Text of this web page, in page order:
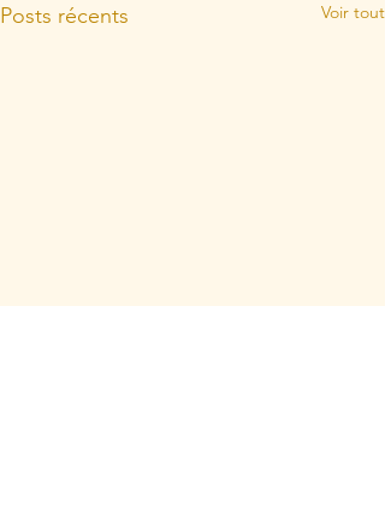
Posts récents Voir tout